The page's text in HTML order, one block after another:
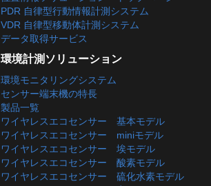
PDR 自律型行動情報計測システム
VDR 自律型移動体計測システム
データ取得サービス
環境計測ソリューション
環境モニタリングシステム
センサー端末機の特長
製品一覧
ワイヤレスエコセンサー 基本モデル
ワイヤレスエコセンサー miniモデル
ワイヤレスエコセンサー 埃モデル
ワイヤレスエコセンサー 酸素モデル
ワイヤレスエコセンサー 硫化水素モデル